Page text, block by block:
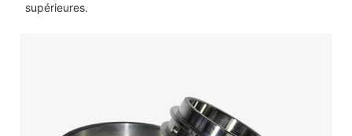
supérieures.